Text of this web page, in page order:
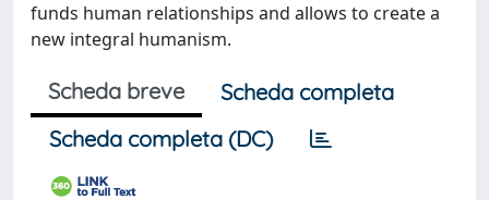
funds human relationships and allows to create a
new integral humanism.
Scheda breve
Scheda completa
Scheda completa (DC)